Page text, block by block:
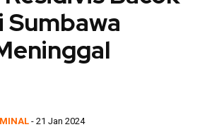
Sumbawa
- 21 Jan 2024